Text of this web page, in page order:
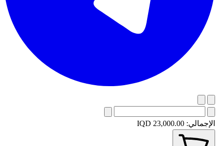
الإجمالي: IQD 23,000.00